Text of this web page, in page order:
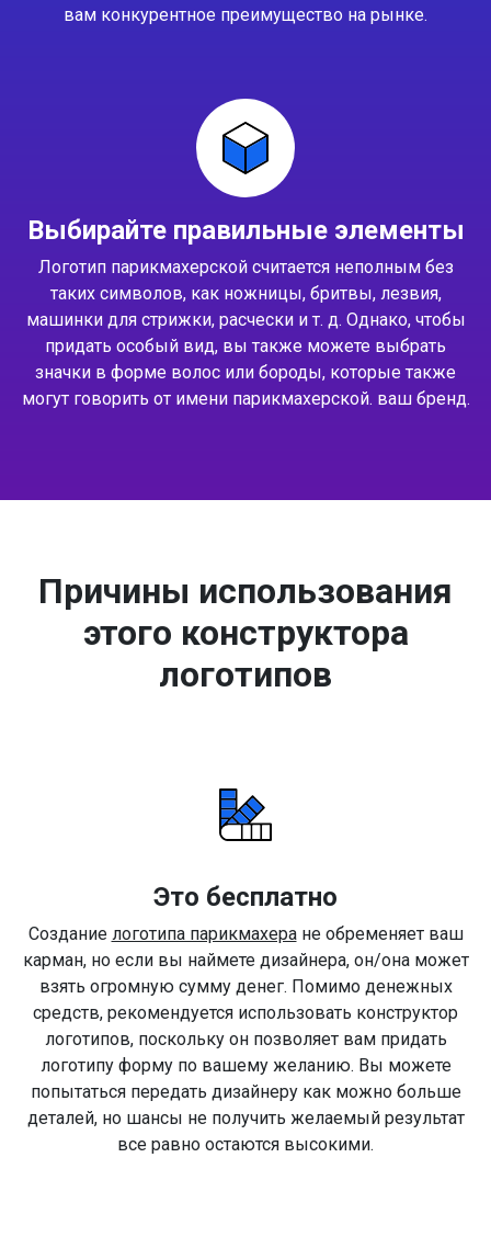
вам конкурентное преимущество на рынке.
Выбирайте правильные элементы
Логотип парикмахерской считается неполным без
таких символов, как ножницы, бритвы, лезвия,
машинки для стрижки, расчески и т. д. Однако, чтобы
придать особый вид, вы также можете выбрать
значки в форме волос или бороды, которые также
могут говорить от имени парикмахерской. ваш бренд.
Причины использования
этого конструктора
логотипов
Это бесплатно
Создание логотипа парикмахеране обременяет ваш
карман, но если вы наймете дизайнера, он/она может
взять огромную сумму денег. Помимо денежных
средств, рекомендуется использовать конструктор
логотипов, поскольку он позволяет вам придать
логотипу форму по вашему желанию. Вы можете
попытаться передать дизайнеру как можно больше
деталей, но шансы не получить желаемый результат
все равно остаются высокими.